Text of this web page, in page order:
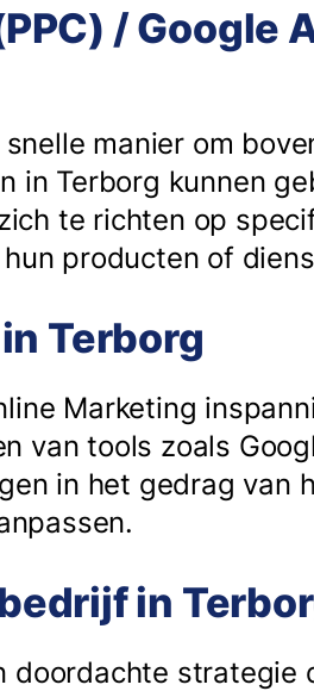
/ Google
manier om
in Terborg kunnen
te richten op
producten of
Terborg
Marketing
van tools zoals
in het gedrag van
in
doordachte strategie